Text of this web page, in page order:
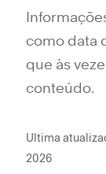
como data
que às
conteúdo.
Ultima
2026